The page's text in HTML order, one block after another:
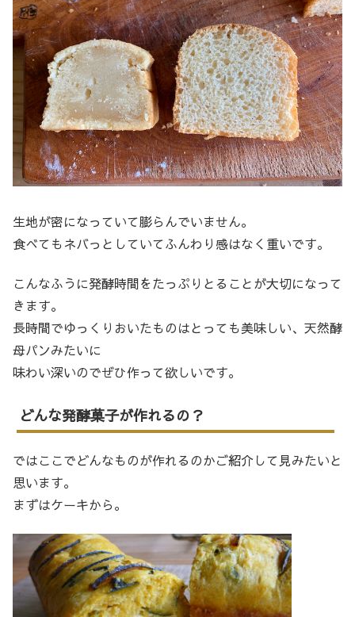
生地が密になっていて膨らんでいません。
食べてもネバっとしていてふんわり感はなく重いです。
こんなふうに発酵時間をたっぷりとることが大切になって
きます。
長時間でゆっくりおいたものはとっても美味しい、天然酵
母パンみたいに
味わい深いのでぜひ作って欲しいです。
どんな発酵菓子が作れるの？
ではここでどんなものが作れるのかご紹介して見みたいと
思います。
まずはケーキから。